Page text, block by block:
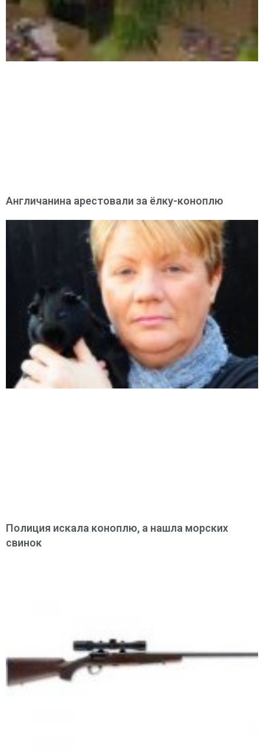
Англичанина арестовали за ёлку-коноплю
Полиция искала коноплю, а нашла морских
свинок